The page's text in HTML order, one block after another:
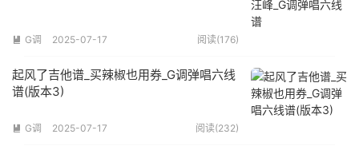
 G调 2025-07-17 阅读(176)
起风了吉他谱_买辣椒也用券_G调弹唱六线
谱(版本3)
 G调 2025-07-17 阅读(232)